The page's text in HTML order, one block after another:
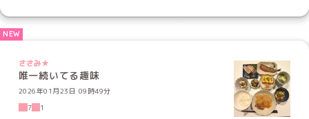
ささみ★
唯一続いてる趣味
2026年01月23日 09時49分
7
1